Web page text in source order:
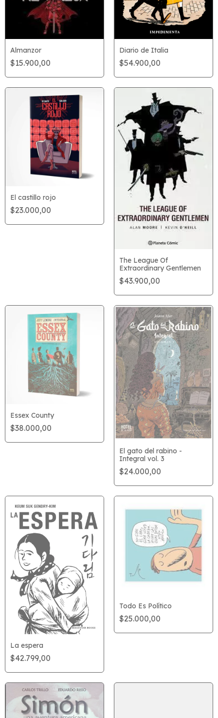
Almanzor
$15.900,00
Diario de Italia
$54.900,00
El castillo rojo
$23.000,00
The League Of
Extraordinary Gentlemen
$43.900,00
Essex County
$38.000,00
El gato del rabino -
Integral vol. 3
$24.000,00
La espera
$42.799,00
Todo Es Político
$25.000,00